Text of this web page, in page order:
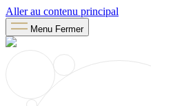
Aller au contenu principal
Menu Fermer